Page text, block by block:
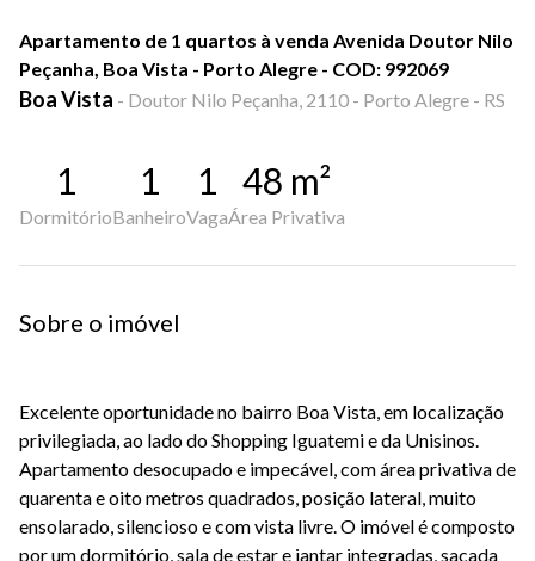
Apartamento de 1 quartos à venda Avenida Doutor Nilo
Peçanha, Boa Vista - Porto Alegre - COD: 992069
Boa Vista - Doutor Nilo Peçanha, 2110 - Porto Alegre - RS
1
Dormitório
1
Banheiro
1
Vaga
48 m²
Área Privativa
Sobre o imóvel
Excelente oportunidade no bairro Boa Vista, em localização
privilegiada, ao lado do Shopping Iguatemi e da Unisinos.
Apartamento desocupado e impecável, com área privativa de
quarenta e oito metros quadrados, posição lateral, muito
ensolarado, silencioso e com vista livre. O imóvel é composto
por um dormitório, sala de estar e jantar integradas, sacada